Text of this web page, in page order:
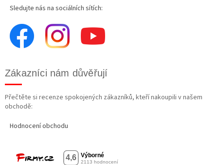
Sledujte nás na sociálních sítích:
Zákazníci nám důvěřují
Přečtěte si recenze spokojených zákazníků, kteří nakoupili v našem
obchodě:
Hodnocení obchodu